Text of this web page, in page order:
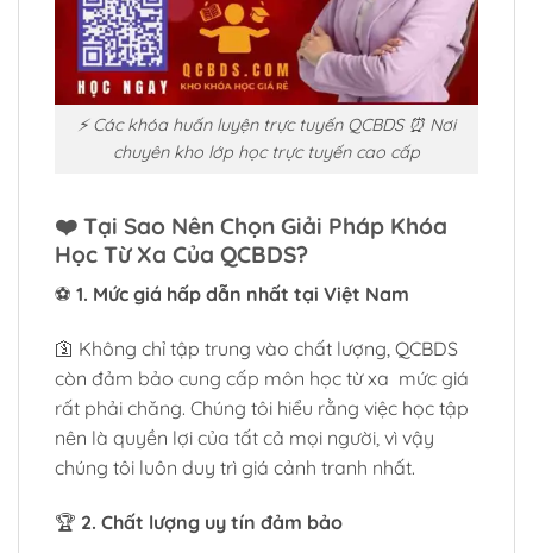
⚡ Các khóa huấn luyện trực tuyến QCBDS ⏰ Nơi
chuyên kho lớp học trực tuyến cao cấp
❤️ Tại Sao Nên Chọn Giải Pháp Khóa
Học Từ Xa Của QCBDS?
⚽ 1. Mức giá hấp dẫn nhất tại Việt Nam
🛐 Không chỉ tập trung vào chất lượng, QCBDS
còn đảm bảo cung cấp môn học từ xa mức giá
rất phải chăng. Chúng tôi hiểu rằng việc học tập
nên là quyền lợi của tất cả mọi người, vì vậy
chúng tôi luôn duy trì giá cảnh tranh nhất.
🏆 2. Chất lượng uy tín đảm bảo